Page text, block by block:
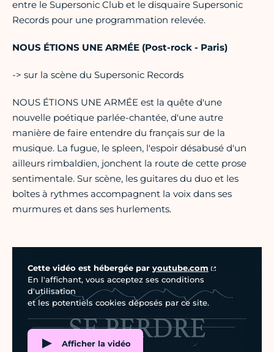
entre le Supersonic Club et le disquaire Supersonic
Records pour une programmation relevée.
NOUS ÉTIONS UNE ARMÉE (Post-rock - Paris)
-> sur la scène du Supersonic Records
NOUS ÉTIONS UNE ARMÉE est la quête d'une
nouvelle poétique parlée-chantée, d'une autre
manière de faire entendre du français sur de la
musique. La fugue, le spleen, l'espoir désabusé d'un
ailleurs rimbaldien, jonchent la route de cette prose
sentimentale. Sur scène, les guitares du duo et les
boîtes à rythmes accompagnent la voix dans ses
murmures et dans ses hurlements.
Cette vidéo est hébergée par youtube.com
En l'affichant, vous acceptez ses conditions
d'utilisation
et les potentiels cookies déposés par ce site.
Afficher la vidéo